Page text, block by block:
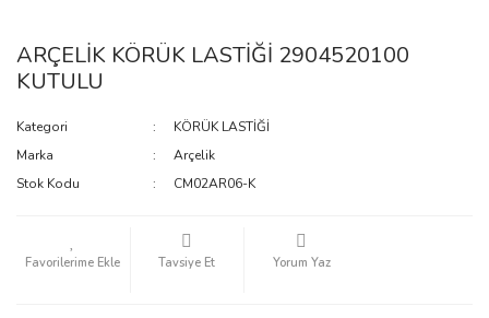
ARÇELİK KÖRÜK LASTİĞİ 2904520100
KUTULU
Kategori
KÖRÜK LASTİĞİ
Marka
Arçelik
Stok Kodu
CM02AR06-K
Tavsiye Et Yorum Yaz